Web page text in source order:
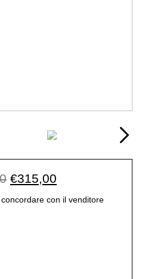
Original price was:
€315,00
con il venditore